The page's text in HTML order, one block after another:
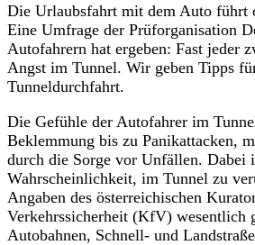
Die Urlaubsfahrt mit dem Auto führt
Eine Umfrage der Prüforganisation
Autofahrern hat ergeben: Fast jeder
Angst im Tunnel. Wir geben Tipps
Tunneldurchfahrt.
Die Gefühle der Autofahrer im
Beklemmung bis zu Panikattacken,
durch die Sorge vor Unfällen. Dabei
Wahrscheinlichkeit, im Tunnel zu
Angaben des österreichischen
Verkehrssicherheit (KfV) wesentlich
Autobahnen, Schnell- und